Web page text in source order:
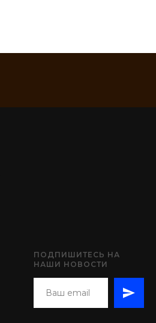
ПОДПИШИТЕСЬ НА
НАШИ НОВОСТИ